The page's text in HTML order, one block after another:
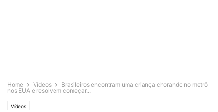
Home Vídeos
Brasileiros encontram uma criança chorando no metrô
nos EUA e resolvem começar...
Vídeos